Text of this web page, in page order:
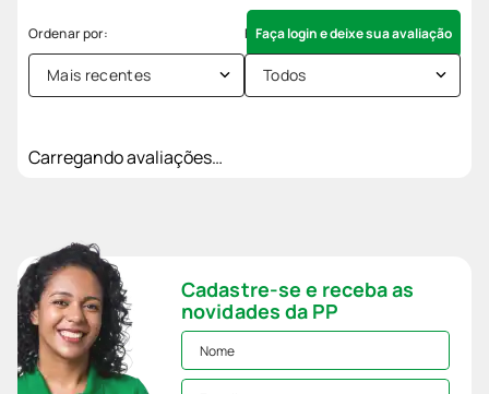
Faça login e deixe sua avaliação
Mais recentes Todos
Carregando avaliações…
Cadastre-se e receba as
novidades da PP